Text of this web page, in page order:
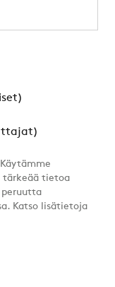
tärkeää tietoa
Katso lisätietoja